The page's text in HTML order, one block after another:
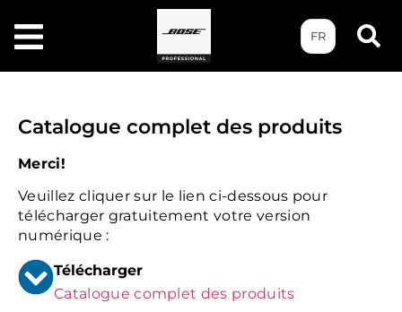
FR
Catalogue complet des produits
Merci!
Veuillez cliquer sur le lien ci-dessous pour
télécharger gratuitement votre version
numérique :
Télécharger
Catalogue complet des produits